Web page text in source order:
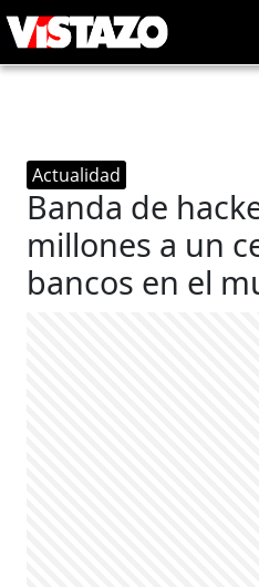
Actualidad
Banda de
millones a un
bancos en el